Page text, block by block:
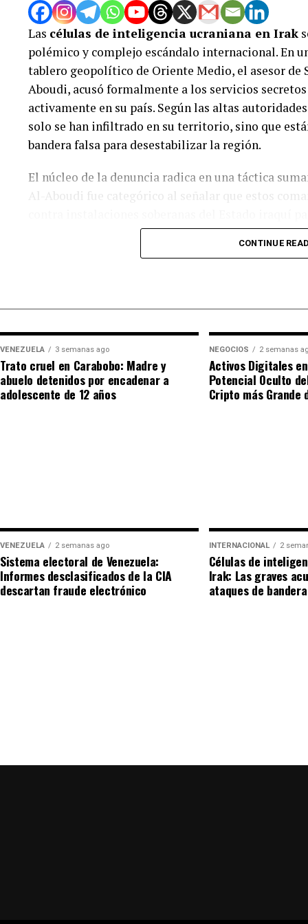
cesa por completo las operaciones militares y
Exigencia de Israel:Integrantes del gabinete de
retirada del Ejército sin una desmilitarización
Tensión interna:Ministros del gobierno israelí
inaceptable, abogando por mantener la «libertad
territorio.
La brecha entre los discursos de paz y la violencia
atrapada en una crisis humanitaria sin fin visible.
Las células de inteligencia ucraniana en Irak
polémico y complejo escándalo internacional. En
tablero geopolítico de Oriente Medio, el asesor
Aboudi, acusó formalmente a los servicios
activamente en su país. Según las altas
solo se han infiltrado en su territorio, sino que
bandera falsa para desestabilizar la región.
El núcleo de la denuncia radica en una táctica
Al-Aboudi fue categórico al señalar que estos
responsabilidad a distintas facciones armadas
manipular la percepción pública, generar
vinculados a estas redes. Durante los
minuciosamente la participación directa de la
ejecución de sabotajes clave contra
CONTINUE
VENEZUELA 3 semanas ago
Trato cruel en Carabobo: Madre y
abuelo detenidos por encadenar a
adolescente de 12 años
NEGOCIOS 2 semanas
Activos Digitales
Potencial Oculto
Cripto más Grande
VENEZUELA 2 semanas ago
Sistema electoral de Venezuela:
Informes desclasificados de la CIA
descartan fraude electrónico
INTERNACIONAL 2
Células de
Irak: Las graves
ataques de